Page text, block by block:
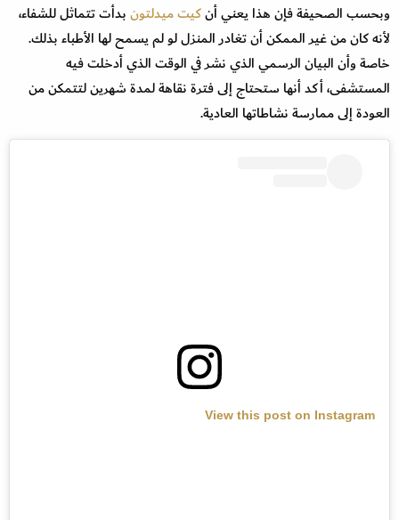
وبحسب الصحيفة فإن هذا يعني أنكيت ميدلتونبدأت تتماثل للشفاء،
لأنه كان من غير الممكن أن تغادر المنزل لو لم يسمح لها الأطباء بذلك.
خاصة وأن البيان الرسمي الذي نشر في الوقت الذي أدخلت فيه
المستشفى، أكد أنها ستحتاج إلى فترة نقاهة لمدة شهرين لتتمكن من
العودة إلى ممارسة نشاطاتها العادية.
View this post on Instagram